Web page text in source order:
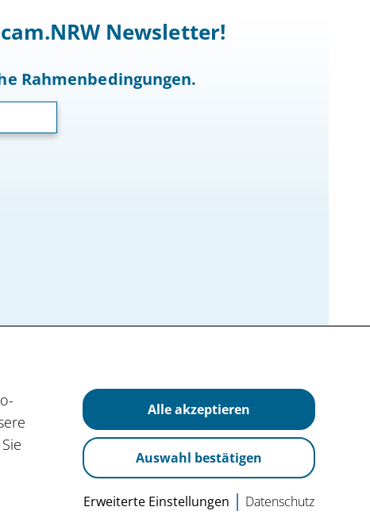
Newsletter!
Rahmenbedingungen.
Alle akzeptieren
Auswahl bestätigen
Erweiterte Einstellungen Datenschutz